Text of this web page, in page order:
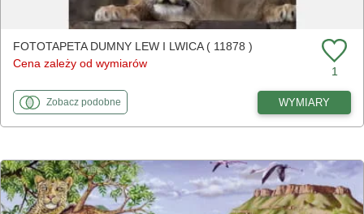
FOTOTAPETA DUMNY LEW I LWICA ( 11878 )
Cena zależy od wymiarów
1
Zobaczfototapety
podobnedo Dumny lew i lwica WYMIARY